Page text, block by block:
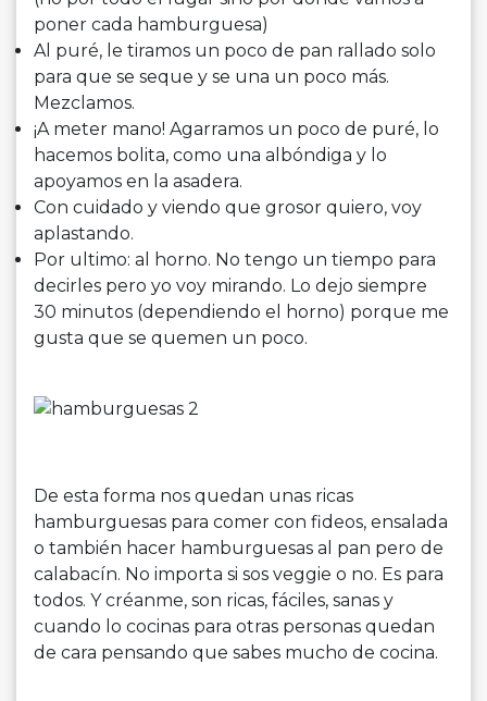
poner cada hamburguesa)
Al puré, le tiramos un poco de pan rallado solo
para que se seque y se una un poco más.
Mezclamos.
¡A meter mano! Agarramos un poco de puré, lo
hacemos bolita, como una albóndiga y lo
apoyamos en la asadera.
Con cuidado y viendo que grosor quiero, voy
aplastando.
Por ultimo: al horno. No tengo un tiempo para
decirles pero yo voy mirando. Lo dejo siempre
30 minutos (dependiendo el horno) porque me
gusta que se quemen un poco.
De esta forma nos quedan unas ricas
hamburguesas para comer con fideos, ensalada
o también hacer hamburguesas al pan pero de
calabacín. No importa si sos veggie o no. Es para
todos. Y créanme, son ricas, fáciles, sanas y
cuando lo cocinas para otras personas quedan
de cara pensando que sabes mucho de cocina.